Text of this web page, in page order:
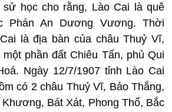
sử học cho rằng, Lào Cai là quê
Phán An Dương Vương. Thời
là địa bàn của châu Thuỷ Vĩ,
phần đất Chiêu Tấn, phủ Qui
Ngày 12/7/1907 tỉnh Lào Cai
có 2 châu Thuỷ Vĩ, Bảo Thắng,
Bát Xát, Phong Thổ, Bắc